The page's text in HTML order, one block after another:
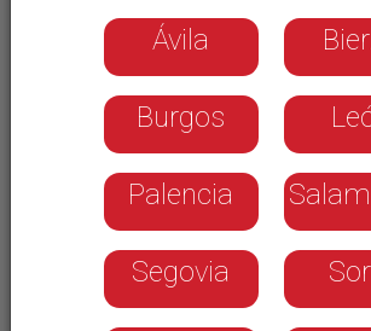
a los alumnos a formarse
personas
Ávila
Burgos
Palencia
Segovia